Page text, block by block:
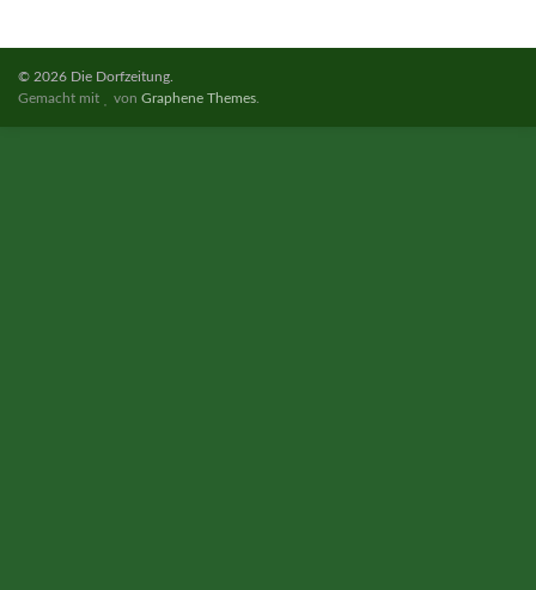
© 2026 Die Dorfzeitung.
Gemacht mit
vonGraphene Themes